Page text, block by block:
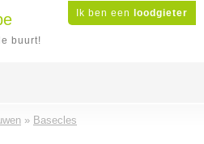
Ik ben een loodgieter
buurt!
» Basecles